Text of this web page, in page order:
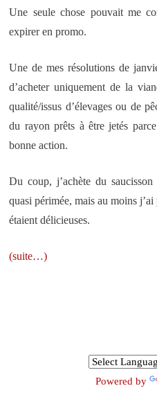
Une seule chose pouvait me
expirer en promo.
Une de mes résolutions de
d’acheter uniquement de la
qualité/issus d’élevages ou de
du rayon prêts à être jetés
bonne action.
Du coup, j’achète du
quasi périmée, mais au moins
étaient délicieuses.
(suite…)
Powered by